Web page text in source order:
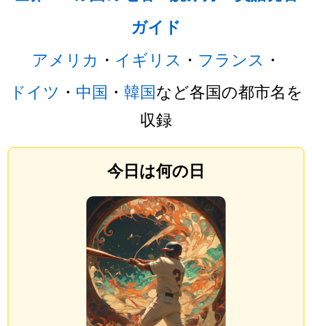
ガイド
アメリカ ・ イギリス ・ フランス ・
ドイツ ・ 中国 ・ 韓国など各国の都市名を
収録
今日は何の日